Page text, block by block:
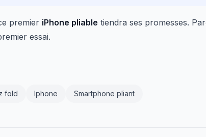
premier iPhone pliable tiendra ses promesses.
essai.
fold Iphone Smartphone pliant